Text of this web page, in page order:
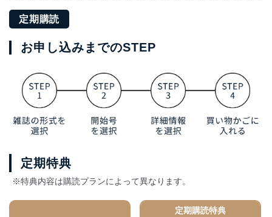
定期購読
お申し込みまでのSTEP
定期特典
※特典内容は購読プランによって異なります。
定期購読特典